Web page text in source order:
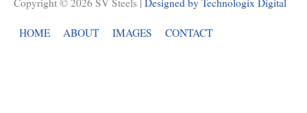
Copyright © 2026 SV Steels | Designed by Technologix Digital
HOME ABOUT IMAGES CONTACT